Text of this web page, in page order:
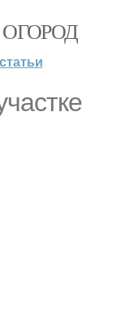
статьи